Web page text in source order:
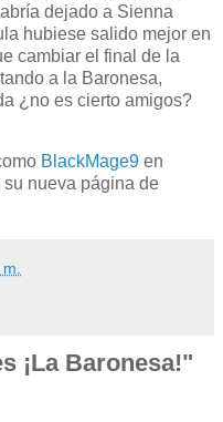
dejado a Sienna
hubiese salido mejor en
cambiar el final de la
a la Baronesa,
¿no es cierto amigos?
BlackMage9 en
su nueva página de
¡La Baronesa!"